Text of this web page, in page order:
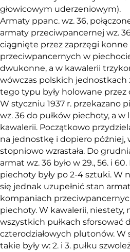
głowicowym uderzeniowym).
Armaty ppanc. wz. 36,
armaty przeciwpancernej wz.
ciągnięte przez zaprzęgi
przeciwpancernych w
dwukonne, a w kawalerii
wówczas polskich jednostkach
tego typu były holowane przez
W styczniu 1937 r. przekazano
wz. 36 do pułków piechoty, a
kawalerii. Początkowo
na jednostkę i dopiero później,
stopniowo wzrastała. Do
armat wz. 36 było w 29., 56. i
piechoty były po 2-4 sztuki. W
się jednak uzupełnić stan
kompaniach
piechoty. W kawalerii, niestety,
wszystkich pułkach sforsować
czterodziałowych plutonów. W
takie były w: 2. i 3. pułku